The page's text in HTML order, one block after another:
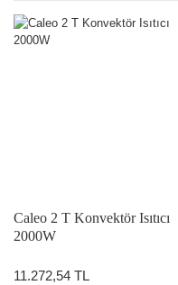
Caleo 2 T Konvektör Isıtıcı
2000W
11.272,54 TL